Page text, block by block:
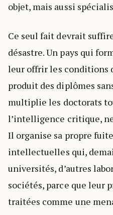
objet, mais aussi
Ce seul fait devrait
désastre. Un pays qui
leur offrir les conditions
produit des diplômes
multiplie les doctorats
l’intelligence critique,
Il organise sa propre
intellectuelles qui,
universités, d’autres
sociétés, parce que leur
traitées comme une